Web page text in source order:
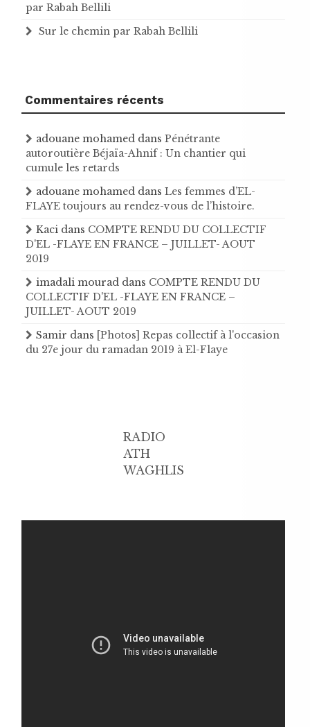
par Rabah Bellili
Sur le chemin par Rabah Bellili
Commentaires récents
adouane mohamed dans Pénétrante
autoroutière Béjaïa-Ahnif : Un chantier qui
cumule les retards
adouane mohamed dans Les femmes d’EL-
FLAYE toujours au rendez-vous de l’histoire .
Kaci dans COMPTE RENDU DU COLLECTIF
D'EL -FLAYE EN FRANCE – JUILLET- AOUT
2019
imadali mourad dans COMPTE RENDU DU
COLLECTIF D'EL -FLAYE EN FRANCE –
JUILLET- AOUT 2019
Samir dans [Photos] Repas collectif à l'occasion
du 27e jour du ramadan 2019 à El-Flaye
RADIO
ATH
WAGHLIS